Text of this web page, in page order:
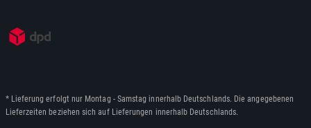
* Lieferung erfolgt nur Montag - Samstag innerhalb Deutschlands. Die angegebenen
Lieferzeiten beziehen sich auf Lieferungen innerhalb Deutschlands.